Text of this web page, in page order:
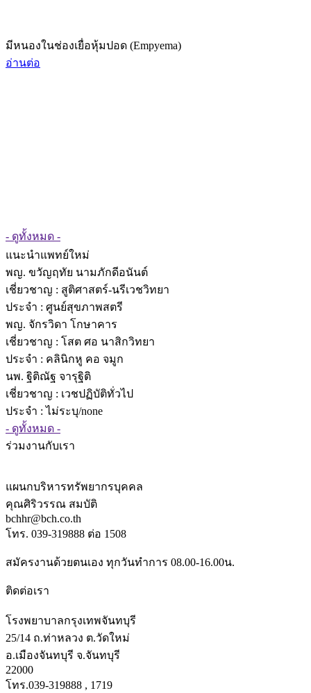
มีหนองในช่องเยื่อหุ้มปอด (Empyema)
อ่านต่อ
- ดูทั้งหมด -
แนะนำแพทย์ใหม่
พญ. ขวัญฤทัย นามภักดีอนันต์
เชี่ยวชาญ : สูติศาสตร์-นรีเวชวิทยา
ประจำ : ศูนย์สุขภาพสตรี
พญ. จักรวิดา โกษาคาร
เชี่ยวชาญ : โสต ศอ นาสิกวิทยา
ประจำ : คลินิกหู คอ จมูก
นพ. ฐิติณัฐ จารุฐิติ
เชี่ยวชาญ : เวชปฏิบัติทั่วไป
ประจำ : ไม่ระบุ/none
- ดูทั้งหมด -
ร่วมงานกับเรา
แผนกบริหารทรัพยากรบุคคล
คุณศิริวรรณ สมบัติ
bchhr@bch.co.th
โทร. 039-319888 ต่อ 1508
สมัครงานด้วยตนเอง ทุกวันทำการ 08.00-16.00น.
ติดต่อเรา
โรงพยาบาลกรุงเทพจันทบุรี
25/14 ถ.ท่าหลวง ต.วัดใหม่
อ.เมืองจันทบุรี จ.จันทบุรี
22000
โทร.039-319888 , 1719